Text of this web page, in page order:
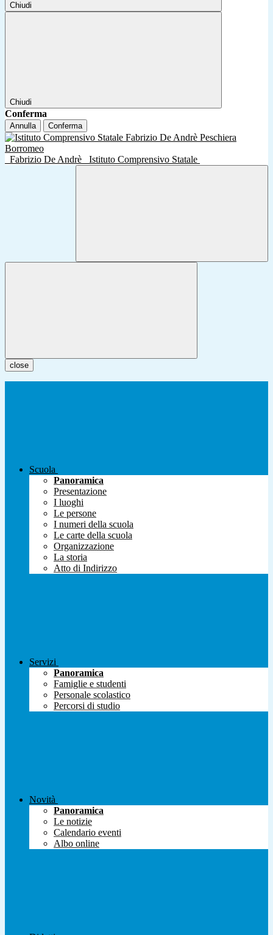
Chiudi
Chiudi
Conferma
Annulla Conferma
Fabrizio De Andrè Istituto Comprensivo Statale
close
Scuola
Panoramica
Presentazione
I luoghi
Le persone
I numeri della scuola
Le carte della scuola
Organizzazione
La storia
Atto di Indirizzo
Servizi
Panoramica
Famiglie e studenti
Personale scolastico
Percorsi di studio
Novità
Panoramica
Le notizie
Calendario eventi
Albo online